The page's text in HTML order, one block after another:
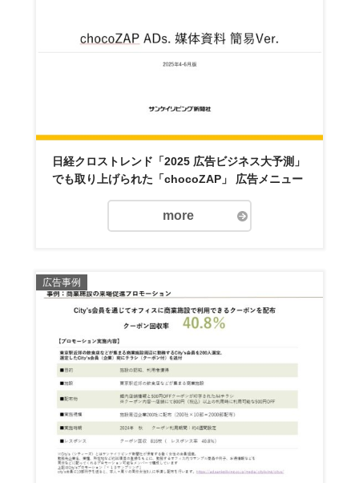
日経クロストレンド「2025 広告ビジネス大予測」
でも取り上げられた「chocoZAP」 広告メニュー
more
広告事例